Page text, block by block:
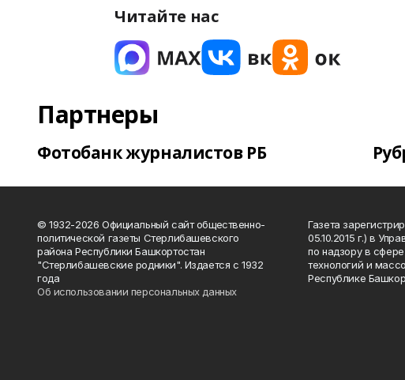
Читайте нас
Партнеры
Фотобанк журналистов РБ
© 1932-2026 Официальный сайт общественно-
политической газеты Стерлибашевского
района Республики Башкортостан
"Стерлибашевские родники". Издается с 1932
года
Об использовании персональных данных
Газета
05.10.2015 г.) в
по надзору в
технологий и
Республике